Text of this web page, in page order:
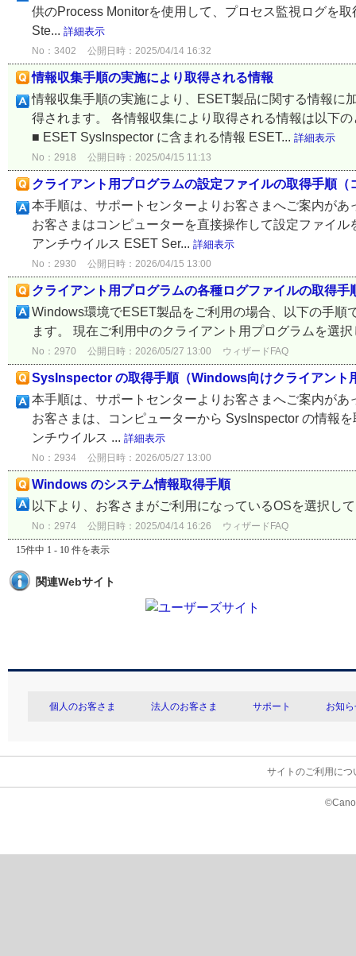
供のProcess Monitorを使用して、プロセス監視ログを
Ste... 詳細表示
No：3402 公開日時：2025/04/14 16:32
情報収集手順の実施により取得される情報
情報収集手順の実施により、ESET製品に関する情報に
得されます。 各情報収集により取得される情報は以下
■ ESET SysInspector に含まれる情報 ESET... 詳細表示
No：2918 公開日時：2025/04/15 11:13
クライアント用プログラムの設定ファイルの取得手順
本手順は、サポートセンターよりお客さまへご案内が
お客さまはコンピューターを直接操作して設定ファイ
アンチウイルス ESET Ser... 詳細表示
No：2930 公開日時：2026/04/15 13:00
クライアント用プログラムの各種ログファイルの取得
Windows環境でESET製品をご利用の場合、以下の手順
ます。 現在ご利用中のクライアント用プログラムを選
No：2970 公開日時：2026/05/27 13:00 ウィザードFAQ
SysInspector の取得手順（Windows向けクライアント
本手順は、サポートセンターよりお客さまへご案内が
お客さまは、コンピューターから SysInspector の情報
ンチウイルス ... 詳細表示
No：2934 公開日時：2026/05/27 13:00
Windows のシステム情報取得手順
以下より、お客さまがご利用になっているOSを選択し
No：2974 公開日時：2025/04/14 16:26 ウィザードFAQ
15件中 1 - 10 件を表示
関連Webサイト
個人のお客さま 法人のお客さま サポート お知
サイトのご利用につ